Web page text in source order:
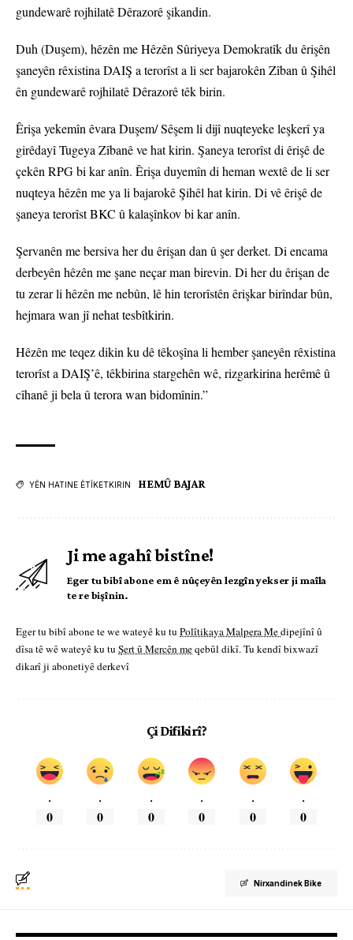
gundewarê rojhilatê Dêrazorê şikandin.
Duh (Duşem), hêzên me Hêzên Sûriyeya Demokratîk du êrişên
şaneyên rêxistina DAIŞ a terorîst a li ser bajarokên Zîban û Şihêl
ên gundewarê rojhilatê Dêrazorê têk birin.
Êrişa yekemîn êvara Duşem/ Sêşem li dijî nuqteyeke leşkerî ya
girêdayî Tugeya Zîbanê ve hat kirin. Şaneya terorîst di êrişê de
çekên RPG bi kar anîn. Êrişa duyemîn di heman wextê de li ser
nuqteya hêzên me ya li bajarokê Şihêl hat kirin. Di vê êrişê de
şaneya terorîst BKC û kalaşînkov bi kar anîn.
Şervanên me bersiva her du êrişan dan û şer derket. Di encama
derbeyên hêzên me şane neçar man birevin. Di her du êrişan de
tu zerar li hêzên me nebûn, lê hin terorîstên êrişkar birîndar bûn,
hejmara wan jî nehat tesbîtkirin.
Hêzên me teqez dikin ku dê têkoşîna li hember şaneyên rêxistina
terorîst a DAIŞ’ê, têkbirina stargehên wê, rizgarkirina herêmê û
cîhanê ji bela û terora wan bidomînin.”
YÊN HATINE ÊTÎKETKIRIN HEMÛ BAJAR
Ji me agahî bistîne!
Eger tu bibî abone em ê nûçeyên lezgîn yekser ji maîla
te re bişînin.
Eger tu bibî abone te we wateyê ku tu Polîtikaya Malpera Medipejînî û
dîsa tê wê wateyê ku tu Şert û Mercên meqebûl dikî. Tu kendî bixwazî
dikarî ji abonetiyê derkevî
Çi Difikirî?
.
0
.
0
.
0
.
0
.
0
.
0
Nirxandinek Bike